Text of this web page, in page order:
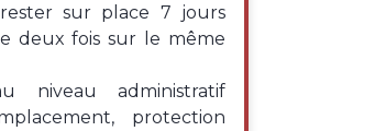
sur place 7 jours
deux fois sur le même
administratif
protection